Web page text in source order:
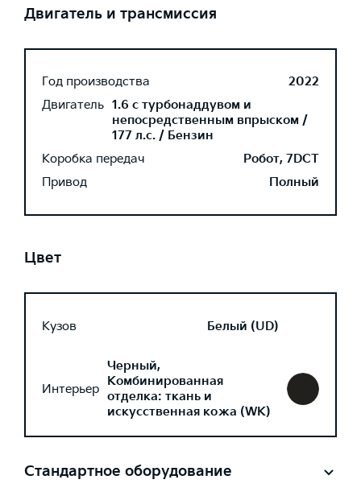
Двигатель и трансмиссия
Год производства
2022
Двигатель 1.6 с турбонаддувом и
непосредственным впрыском /
177 л.с. / Бензин
Коробка передач
Робот, 7DCT
Привод
Полный
Цвет
Кузов Белый (UD)
Интерьер
Черный,
Комбинированная
отделка: ткань и
искусственная кожа (WK)
Стандартное оборудование